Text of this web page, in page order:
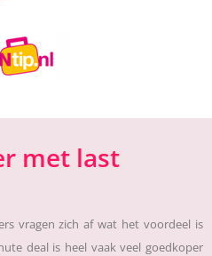
met last
vragen zich af wat het voordeel is
deal is heel vaak veel goedkoper